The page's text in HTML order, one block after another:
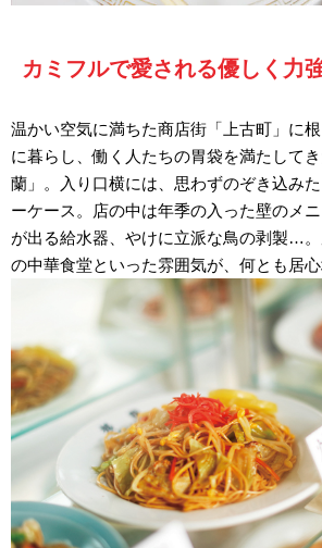
カミフルで愛される優しく力
温かい空気に満ちた商店街「上古町」に
に暮らし、働く人たちの胃袋を満たして
蘭」。入り口横には、思わずのぞき込み
ーケース。店の中は年季の入った壁のメ
が出る給水器、やけに立派な鳥の剥製…
の中華食堂といった雰囲気が、何とも居心